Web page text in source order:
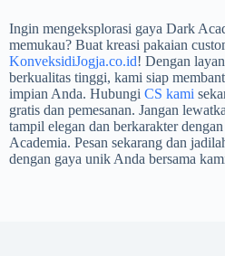
Ingin mengeksplorasi gaya Dark
memukau? Buat kreasi pakaian
KonveksidiJogja.co.id! Dengan
berkualitas tinggi, kami siap
impian Anda. Hubungi CS kami
gratis dan pemesanan. Jangan
tampil elegan dan berkarakter
Academia. Pesan sekarang dan
dengan gaya unik Anda bersama